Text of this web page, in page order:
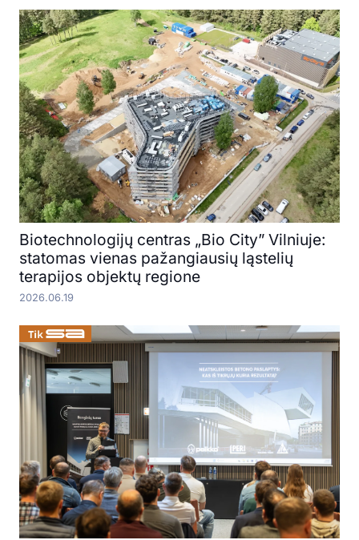
Biotechnologijų centras „Bio City” Vilniuje:
statomas vienas pažangiausių ląstelių
terapijos objektų regione
2026.06.19